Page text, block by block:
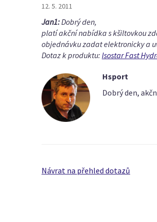
12. 5. 2011
Jan1:Dobrý den,
platí akční nabídka s kšiltovkou
objednávku zadat elektronicky a
Dotaz k produktu: Isostar Fast
Hsport
Dobrý den,
Návrat na přehled dotazů